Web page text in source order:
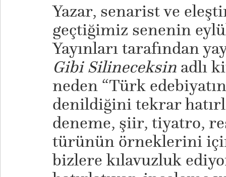
Yazar, senarist ve
geçtiğimiz senenin
Yayınları tarafından
Gibi Silineceksinadlı
neden “Türk
denildiğini tekrar
deneme, şiir, tiyatro,
türünün örneklerini
bizlere kılavuzluk